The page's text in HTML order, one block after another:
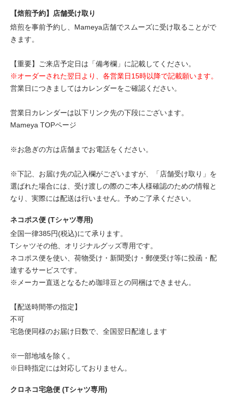
【焙煎予約】店舗受け取り
焙煎を事前予約し、Mameya店舗でスムーズに受け取ることがで
きます。
【重要】ご来店予定日は「備考欄」に記載してください。
※オーダーされた翌日より、各営業日15時以降で記載願います。
営業日につきましてはカレンダーをご確認ください。
営業日カレンダーは以下リンク先の下段にございます。
Mameya TOPページ
※お急ぎの方は店舗までお電話をください。
※下記、お届け先の記入欄がございますが、「店舗受け取り」を
選ばれた場合には、受け渡しの際のご本人様確認のための情報と
なり、実際には配送は行いません。予めご了承ください。
ネコポス便 (Tシャツ専用)
全国一律385円(税込)にて承ります。
Tシャツその他、オリジナルグッズ専用です。
ネコポス便を使い、荷物受け・新聞受け・郵便受け等に投函・配
達するサービスです。
※メーカー直送となるため珈琲豆との同梱はできません。
【配送時間帯の指定】
不可
宅急便同様のお届け日数で、全国翌日配達します
※一部地域を除く。
※日時指定には対応しておりません。
クロネコ宅急便 (Tシャツ専用)